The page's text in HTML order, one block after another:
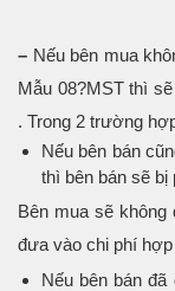
– Nếu bên mua
Mẫu 08?MST thì
. Trong 2 trường
Nếu bên bán
thì bên bán sẽ bị
Bên mua sẽ
đưa vào chi phí
Nếu bên bán